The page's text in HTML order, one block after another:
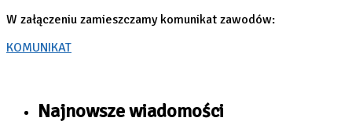
W załączeniu zamieszczamy komunikat zawodów:
KOMUNIKAT
Najnowsze wiadomości